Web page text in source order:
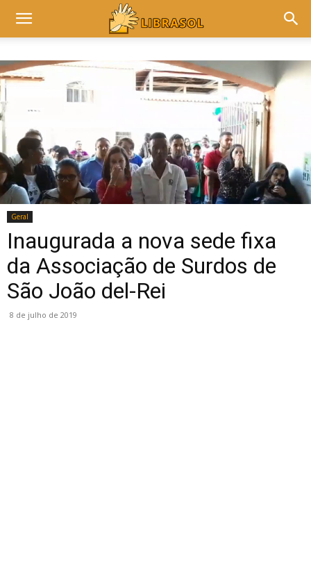
Geral
Inaugurada a nova sede fixa
da Associação de Surdos de
São João del-Rei
8 de julho de 2019